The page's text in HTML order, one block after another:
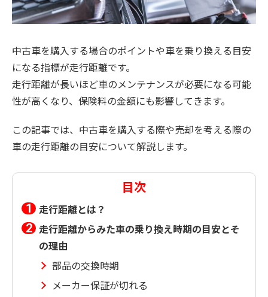
中古車を購入する場合のポイントや車を乗り換える目安
になる指標が走行距離です。
走行距離が長いほど車のメンテナンスが必要になる可能
性が高くなり、保険料の金額にも影響してきます。
この記事では、中古車を購入する際や売却を考える際の
車の走行距離の目安について解説します。
目次
走行距離とは？
走行距離からみた車の乗り換え時期の目安とそ
の理由
部品の交換時期
メーカー保証が切れる